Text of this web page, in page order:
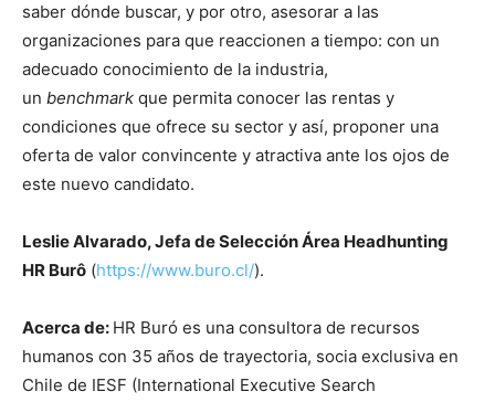
saber dónde buscar, y por otro, asesorar a las
organizaciones para que reaccionen a tiempo: con un
adecuado conocimiento de la industria,
un benchmark que permita conocer las rentas y
condiciones que ofrece su sector y así, proponer una
oferta de valor convincente y atractiva ante los ojos de
este nuevo candidato.
Leslie Alvarado, Jefa de Selección Área Headhunting
HR Burô (https://www.buro.cl/).
Acerca de: HR Buró es una consultora de recursos
humanos con 35 años de trayectoria, socia exclusiva en
Chile de IESF (International Executive Search